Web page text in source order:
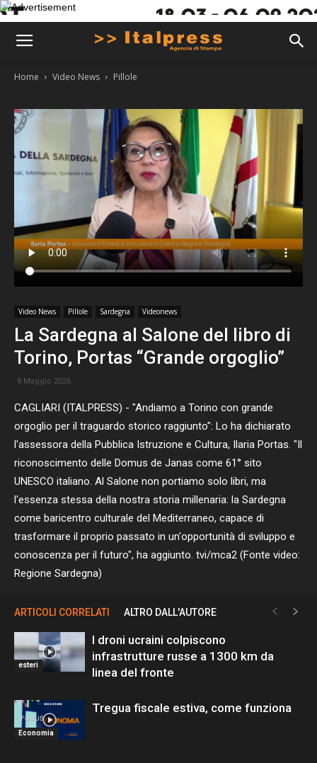
Home Video News Pillole
Video News Pillole Sardegna Videonews
La Sardegna al Salone del libro di
Torino, Portas “Grande orgoglio”
8 Maggio 2026
CAGLIARI (ITALPRESS) - "Andiamo a Torino con grande
orgoglio per il traguardo storico raggiunto": Lo ha dichiarato
l'assessora della Pubblica Istruzione e Cultura, Ilaria Portas. "Il
riconoscimento delle Domus de Janas come 61° sito
UNESCO italiano. Al Salone non portiamo solo libri, ma
l'essenza stessa della nostra storia millenaria: la Sardegna
come baricentro culturale del Mediterraneo, capace di
trasformare il proprio passato in un'opportunità di sviluppo e
conoscenza per il futuro", ha aggiunto. tvi/mca2 (Fonte video:
Regione Sardegna)
ARTICOLI CORRELATI ALTRO DALL'AUTORE
esteri
I droni ucraini colpiscono
infrastrutture russe a 1300 km da
linea del fronte
Economia
Tregua fiscale estiva, come funziona